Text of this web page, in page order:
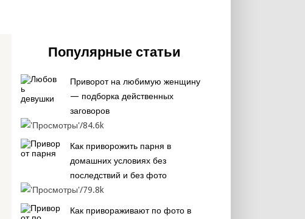
Популярные статьи
Приворот на любимую женщину ‭
— подборка действенных
заговоров
84.6k
Как приворожить парня в
домашних условиях без
последствий и без фото
79.8k
Как привораживают по фото в